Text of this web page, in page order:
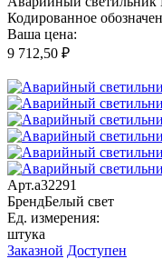
Кодированное
Ваша цена:
9 712,50 ₽
Арт.a32291
БрендБелый свет
Ед. измерения:
штука
Заказной Доступен